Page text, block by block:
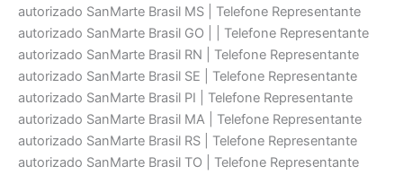
autorizado SanMarte Brasil MS | Telefone Representante
autorizado SanMarte Brasil GO | | Telefone Representante
autorizado SanMarte Brasil RN | Telefone Representante
autorizado SanMarte Brasil SE | Telefone Representante
autorizado SanMarte Brasil PI | Telefone Representante
autorizado SanMarte Brasil MA | Telefone Representante
autorizado SanMarte Brasil RS | Telefone Representante
autorizado SanMarte Brasil TO | Telefone Representante